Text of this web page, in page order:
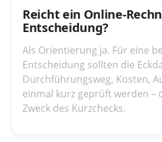
Reicht ein Online-
Entscheidung?
Als Orientierung ja. Für eine
Entscheidung sollten die
Durchführungsweg, Kosten,
einmal kurz geprüft werden –
Zweck des Kurzchecks.